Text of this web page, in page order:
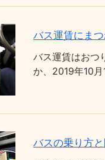
バス運賃にま
バス運賃はおつ
か、2019年10
バスの乗り方